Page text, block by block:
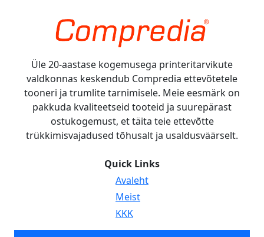
Üle 20-aastase kogemusega printeritarvikute
valdkonnas keskendub Compredia ettevõtetele
tooneri ja trumlite tarnimisele. Meie eesmärk on
pakkuda kvaliteetseid tooteid ja suurepärast
ostukogemust, et täita teie ettevõtte
trükkimisvajadused tõhusalt ja usaldusväärselt.
Quick Links
Avaleht
Meist
KKK